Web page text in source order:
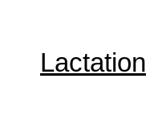
Lactation